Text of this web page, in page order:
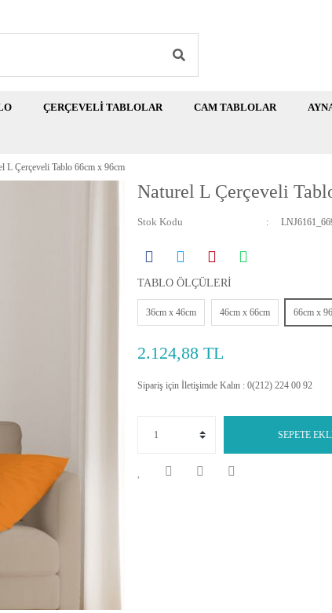
ÇERÇEVELİ TABLOLAR CAM TABLOLAR
L Çerçeveli Tablo 66cm x 96cm
Naturel L Çerçeveli
Stok Kodu
TABLO ÖLÇÜLERİ
36cm x 46cm 46cm x 66cm 66cm x
2.124,88 TL
Sipariş için İletişimde Kalın : 0(212) 224 00 92
SEPETE